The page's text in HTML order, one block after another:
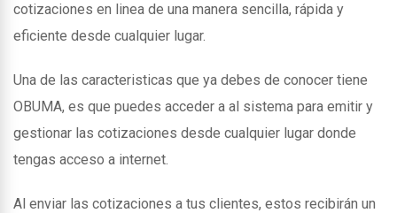
cotizaciones en linea de una manera sencilla, rápida y
eficiente desde cualquier lugar.
Una de las caracteristicas que ya debes de conocer tiene
OBUMA, es que puedes acceder a al sistema para emitir y
gestionar las cotizaciones desde cualquier lugar donde
tengas acceso a internet.
Al enviar las cotizaciones a tus clientes, estos recibirán un